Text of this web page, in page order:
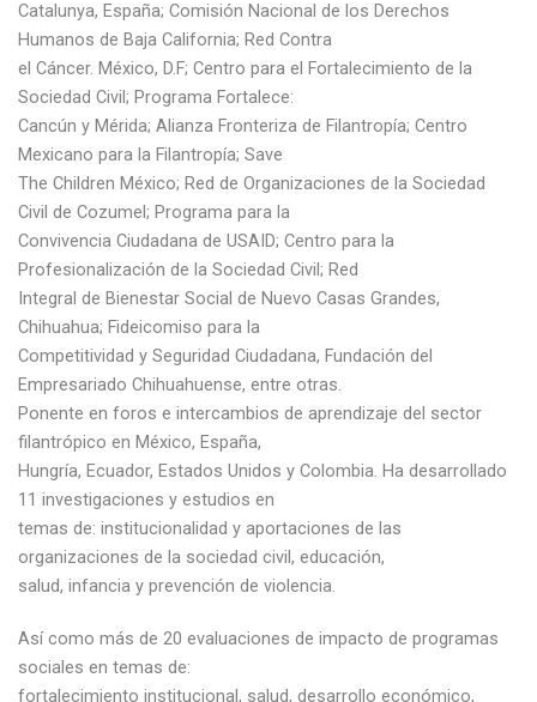
Catalunya, España; Comisión Nacional de los Derechos
Humanos de Baja California; Red Contra
el Cáncer. México, D.F; Centro para el Fortalecimiento de la
Sociedad Civil; Programa Fortalece:
Cancún y Mérida; Alianza Fronteriza de Filantropía; Centro
Mexicano para la Filantropía; Save
The Children México; Red de Organizaciones de la Sociedad
Civil de Cozumel; Programa para la
Convivencia Ciudadana de USAID; Centro para la
Profesionalización de la Sociedad Civil; Red
Integral de Bienestar Social de Nuevo Casas Grandes,
Chihuahua; Fideicomiso para la
Competitividad y Seguridad Ciudadana, Fundación del
Empresariado Chihuahuense, entre otras.
Ponente en foros e intercambios de aprendizaje del sector
filantrópico en México, España,
Hungría, Ecuador, Estados Unidos y Colombia. Ha desarrollado
11 investigaciones y estudios en
temas de: institucionalidad y aportaciones de las
organizaciones de la sociedad civil, educación,
salud, infancia y prevención de violencia.
Así como más de 20 evaluaciones de impacto de programas
sociales en temas de:
fortalecimiento institucional, salud, desarrollo económico,